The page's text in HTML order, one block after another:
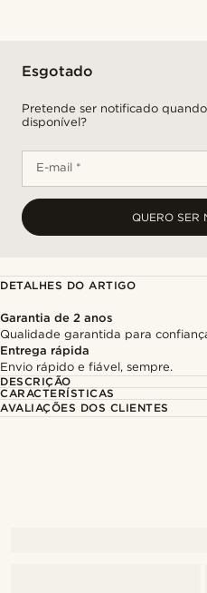
Esgotado
Pretende ser notificado
disponível?
E-mail *
QUERO SER
DETALHES DO ARTIGO
Garantia de 2 anos
Qualidade garantida para
Entrega rápida
Envio rápido e fiável, sempre.
DESCRIÇÃO
CARACTERÍSTICAS
AVALIAÇÕES DOS CLIENTES